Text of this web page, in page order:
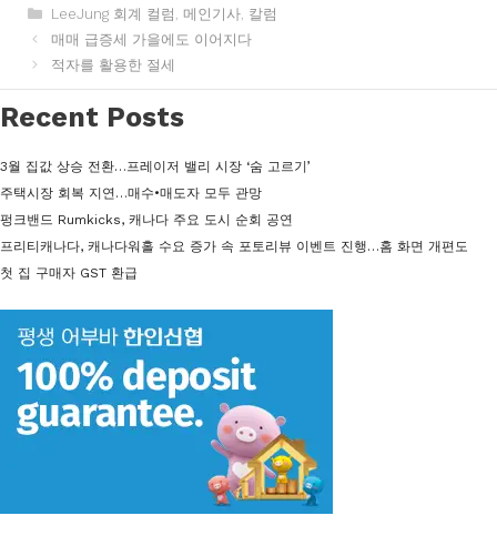
카
테
고
리
LeeJung 회계 컬럼 메인기사, 칼럼
매매 급증세 가을에도 이어지다
적자를 활용한 절세
Recent Posts
3월 집값 상승 전환…프레이저 밸리 시장 ‘숨 고르기’
주택시장 회복 지연…매수•매도자 모두 관망
펑크밴드 Rumkicks, 캐나다 주요 도시 순회 공연
프리티캐나다, 캐나다워홀 수요 증가 속 포토리뷰 이벤트 진행…홈 화면 개편도
첫 집 구매자 GST 환급